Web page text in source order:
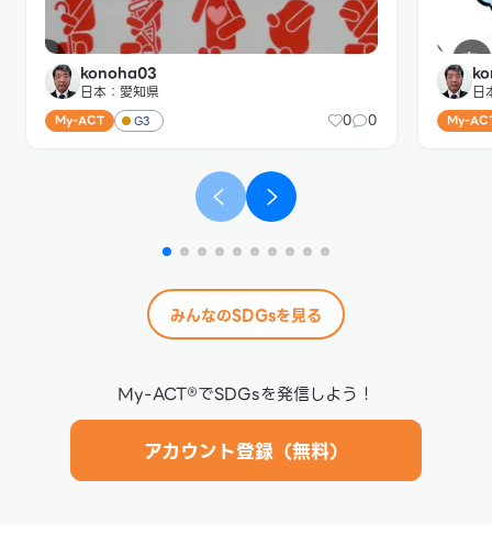
の見直しで環境負荷を排除 ホテルでは水回りの衛生管
理が重要なポイントですが、水と塩を電気分解して電解
水を生成する機械を導入しました。酸性電解質は医療器
具の洗浄にも使用されているように除菌やウィルス除去
の効果があります。アルカリ性電解水は油脂の乳化やた
んぱく質の分解など、有機物の汚れの除去に優れていま
す。この２つを使用することで、高い洗浄力・殺菌力を
ージンコットンに新たな価値を 通常は廃棄されてしま
うヴァージンコットンを、手作業で拾い集めて糸にして
靴下として製品化。客室のゲストに提供しています。今
な価値を生み出しました。ゲストが持ち帰らずに置いて
のほか、あらゆる場面で、人と環境に配慮した取り組み
が見られます。 ・バイオの力で有機物を分解するバイオ
洗浄剤を採用、環境にも人体にもやさしい洗浄を実現し
ストローを採用しました。草は分解されて土にかえるの
でゴミの削減に。 ・歯磨き粉をペーパー歯磨きに変更
しました。これにより歯磨き粉の容器自体がなくなった
ことでゴミを削減。 ・ゲストが使用するための館内着
は100%オーガニックコットンを使用しています。 ・駐
車場の地面の一部を芝生にすることで、反射熱を軽減。
を中心
ル11（
に広く
konoha03
日本：愛知県
My-ACT G3 0 0
日
My-
みんなのSDGsを見る
My-ACT®でSDGsを発信しよう！
アカウント登録（無料）